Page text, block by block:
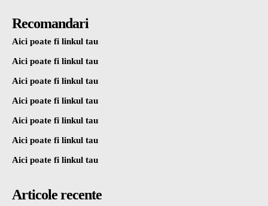
Recomandari
Aici poate fi linkul tau
Aici poate fi linkul tau
Aici poate fi linkul tau
Aici poate fi linkul tau
Aici poate fi linkul tau
Aici poate fi linkul tau
Aici poate fi linkul tau
Articole recente